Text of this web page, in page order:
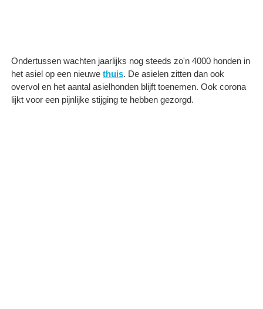
Ondertussen wachten jaarlijks nog steeds zo'n 4000 honden in
het asiel op een nieuwe thuis. De asielen zitten dan ook
overvol en het aantal asielhonden blijft toenemen. Ook corona
lijkt voor een pijnlijke stijging te hebben gezorgd.